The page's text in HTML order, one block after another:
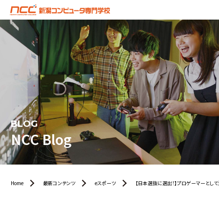
BLOG
NCC Blog
Home 最新コンテンツ eスポーツ 【日本選抜に選出！】プロゲーマーとし